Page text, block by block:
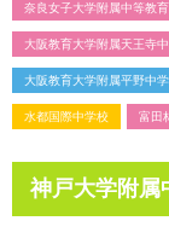
奈良女子大学附属中等教
大阪教育大学附属天王寺
大阪教育大学附属平野中
水都国際中学校 富田
神戸大学附属